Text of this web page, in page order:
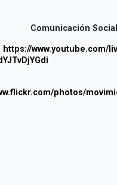
Comunicación
https://www.youtube.com/
photos/